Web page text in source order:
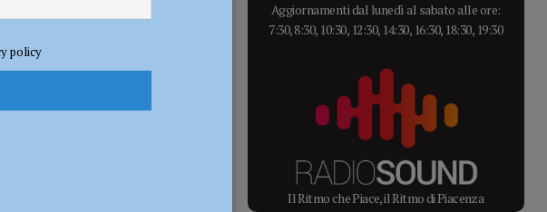
dopo la fuga
Aggiornamenti dal lunedì al sabato alle ore:
7:30, 8:30, 10:30, 12:30, 14:30, 16:30, 18:30, 19:30
Il Ritmo che Piace, il Ritmo di Piacenza
policy